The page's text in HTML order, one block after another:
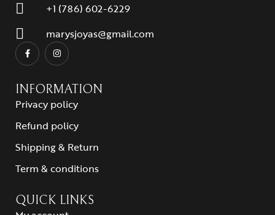
+1 (786) 602-6229
marysjoyas@gmail.com
INFORMATION
Privacy policy
Refund policy
Shipping & Return
Term & conditions
QUICK LINKS